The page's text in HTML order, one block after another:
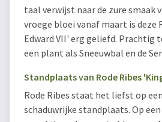
taal verwijst naar de zure smaak
vroege bloei vanaf maart is deze
Edward VII' erg geliefd. Prachtig
een plant als Sneeuwbal en de
Standplaats van Rode Ribes
Rode Ribes staat het liefst op
schaduwrijke standplaats. Op